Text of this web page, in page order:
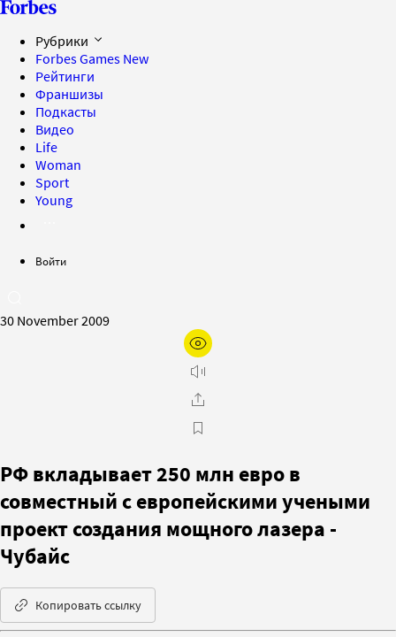
Рубрики
Forbes Games New
Рейтинги
Франшизы
Подкасты
Видео
Life
Woman
Sport
Young
Войти
30 November 2009
РФ вкладывает 250 млн евро в
совместный с европейскими учеными
проект создания мощного лазера -
Чубайс
Копировать ссылку